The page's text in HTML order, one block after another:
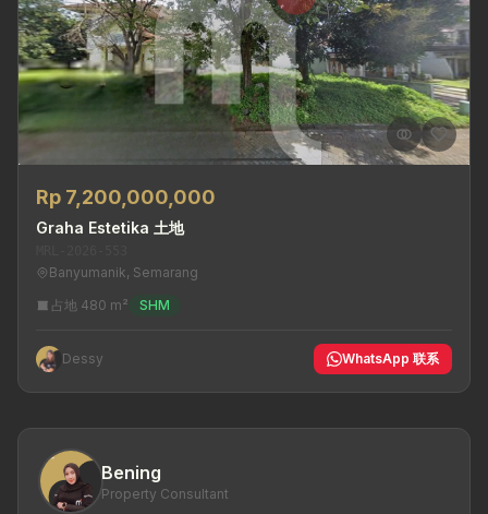
Rp 7,200,000,000
Graha Estetika 土地
Banyumanik, Semarang
占地 480 m²
SHM
Dessy WhatsApp 联系
Bening
Property Consultant